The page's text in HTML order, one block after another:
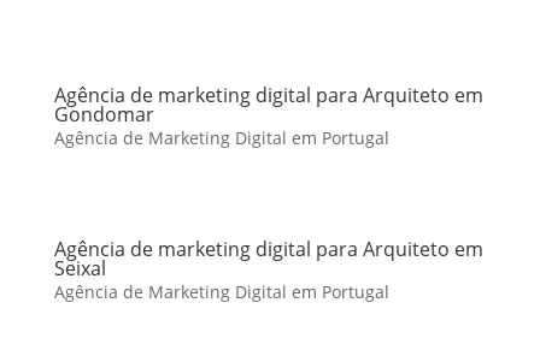
Agência de marketing digital para Arquiteto em
Gondomar
Agência de Marketing Digital em Portugal
Agência de marketing digital para Arquiteto em
Seixal
Agência de Marketing Digital em Portugal